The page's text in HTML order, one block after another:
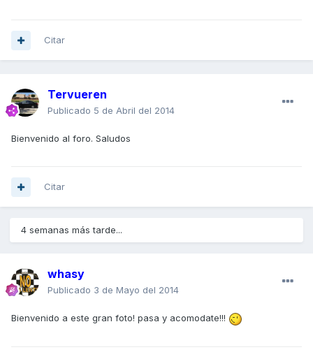
Citar
Tervueren
Publicado 5 de Abril del 2014
Bienvenido al foro. Saludos
Citar
4 semanas más tarde...
whasy
Publicado 3 de Mayo del 2014
Bienvenido a este gran foto! pasa y acomodate!!!